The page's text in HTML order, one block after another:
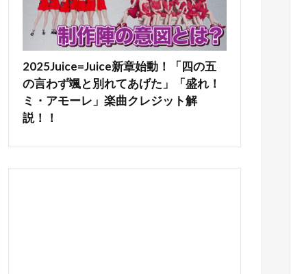
2025Juice=Juice新章始動！「四の五
の言わず颯と別れてあげた」「盛れ！
ミ・アモーレ」楽曲クレジット解
説！！